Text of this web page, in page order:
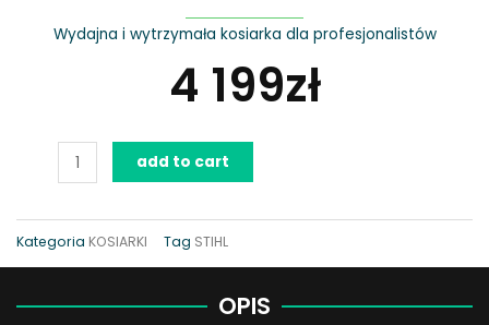
Wydajna i wytrzymała kosiarka dla profesjonalistów
4 199zł
Kosiarka
add to cart
Kategoria KOSIARKI Tag STIHL
OPIS